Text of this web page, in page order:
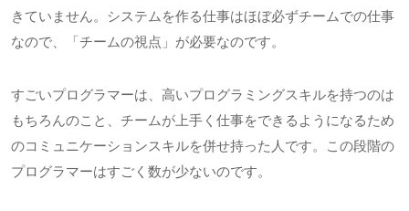
きていません。システムを作る仕事はほぼ必ずチームでの仕事
なので、「チームの視点」が必要なのです。
すごいプログラマーは、高いプログラミングスキルを持つのは
もちろんのこと、チームが上手く仕事をできるようになるため
のコミュニケーションスキルを併せ持った人です。この段階の
プログラマーはすごく数が少ないのです。